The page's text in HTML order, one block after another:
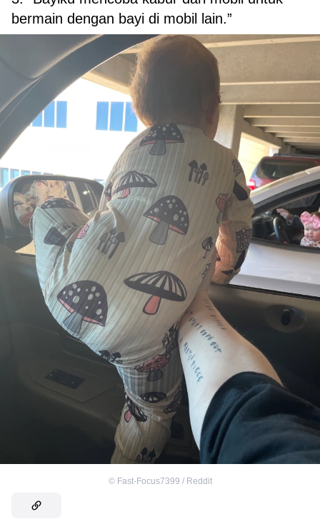
bermain dengan bayi di mobil lain.”
© Fast-Focus7399 / Reddit